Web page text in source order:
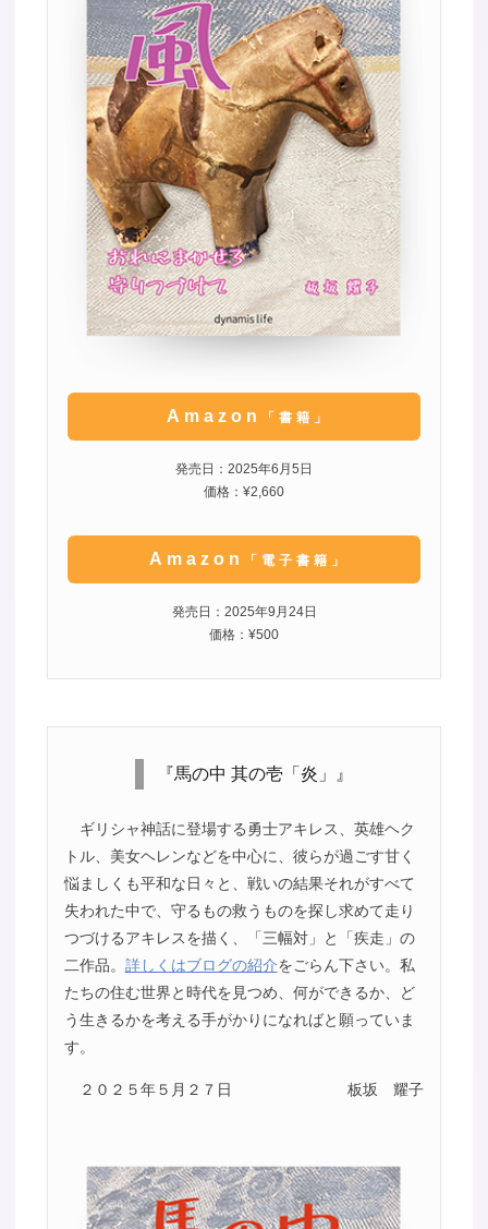
Amazon 「書籍」
発売日：2025年6月5日
価格：¥2,660
Amazon 「電子書籍」
発売日：2025年9月24日
価格：¥500
『馬の中 其の壱「炎」』
ギリシャ神話に登場する勇士アキレス、英雄ヘク
トル、美女ヘレンなどを中心に、彼らが過ごす甘く
悩ましくも平和な日々と、戦いの結果それがすべて
失われた中で、守るもの救うものを探し求めて走り
つづけるアキレスを描く、「三幅対」と「疾走」の
二作品。 詳しくはブログの紹介をごらん下さい。私
たちの住む世界と時代を見つめ、何ができるか、ど
う生きるかを考える手がかりになればと願っていま
す。
２０２５年５月２７日 板坂 耀子